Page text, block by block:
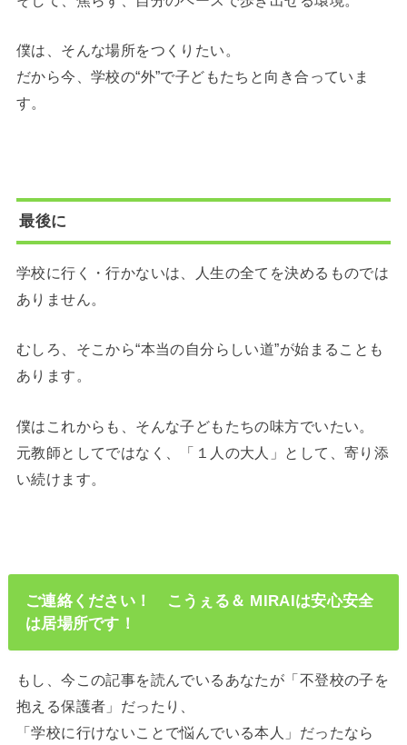
僕は、そんな場所をつくりたい。
だから今、学校の“外”で子どもたちと向き合っていま
す。
最後に
学校に行く・行かないは、人生の全てを決めるものでは
ありません。
むしろ、そこから“本当の自分らしい道”が始まることも
あります。
僕はこれからも、そんな子どもたちの味方でいたい。
元教師としてではなく、「１人の大人」として、寄り添
い続けます。
ご連絡ください！ こうぇる＆ MIRAIは安心安全
は居場所です！
もし、今この記事を読んでいるあなたが「不登校の子を
抱える保護者」だったり、
「学校に行けないことで悩んでいる本人」だったなら